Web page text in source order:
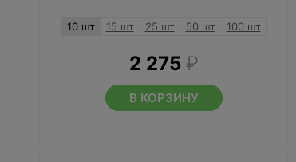
10 шт 15 шт 25 шт 50 шт 100 шт
2 275 ₽
В КОРЗИНУ